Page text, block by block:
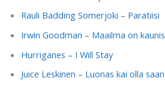
Rauli Badding Somerjoki – Paratiisi
Irwin Goodman – Maailma on kaunis
Hurriganes – I Will Stay
Juice Leskinen – Luonas kai olla saan